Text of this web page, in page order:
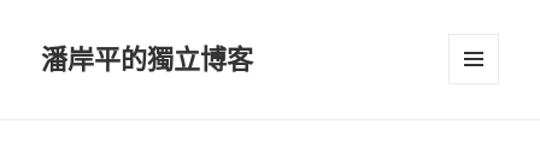
潘岸平的獨立博客